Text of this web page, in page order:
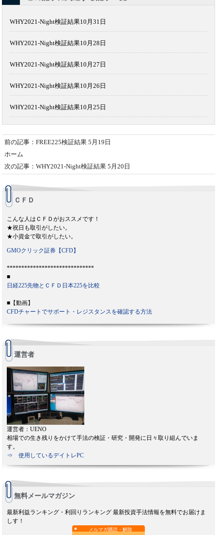
WHY2021-Night検証結果10月31日
WHY2021-Night検証結果10月28日
WHY2021-Night検証結果10月27日
WHY2021-Night検証結果10月26日
WHY2021-Night検証結果10月25日
前の記事：FREE225検証結果 5月19日
ホーム
次の記事：WHY2021-Night検証結果 5月20日
ＣＦＤ
こんな人はＣＦＤがおススメです！
★祝日も取引がしたい。
★小資金で取引がしたい。
GMOクリック証券【CFD】
******************************
■
日経225先物とＣＦＤ日本225を比較
■【動画】
CFDチャートでサポート・レジスタンスを確認する方法
運営者
運営者：UENO
相場での生き残りをかけて手法の検証・研究・開発に日々取り組んでいま
す。
⇒ 使用しているデイトレPC
無料メールマガジン
最新利益ランキング・利回りランキング 最新投資手法情報を無料でお届けま
しす！
メルマガ購読・解除